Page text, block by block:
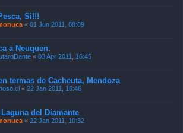
Si!!!
« 01 Jun 2011, 08:09
a Neuquen.
« 03 Apr 2011, 16:45
termas de Cacheuta, Mendoza
« 22 Jan 2011, 16:46
del Diamante
« 22 Jan 2011, 10:32